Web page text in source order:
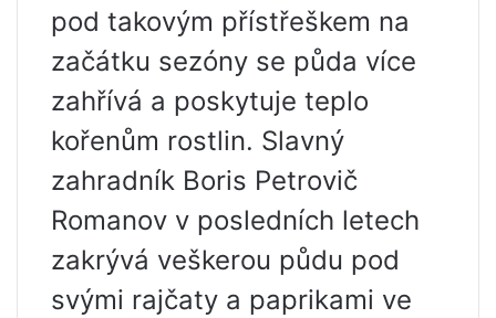
pod takovým přístřeškem na
začátku sezóny se půda více
zahřívá a poskytuje teplo
kořenům rostlin. Slavný
zahradník Boris Petrovič
Romanov v posledních letech
zakrývá veškerou půdu pod
svými rajčaty a paprikami ve